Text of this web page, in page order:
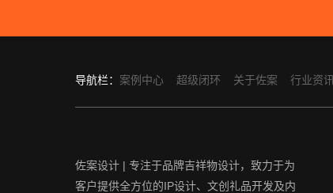
导航栏： 案例中心 超级闭环 关于佐案 行业资讯
佐案设计 | 专注于品牌吉祥物设计，致力于为
客户提供全方位的IP设计、文创礼品开发及内